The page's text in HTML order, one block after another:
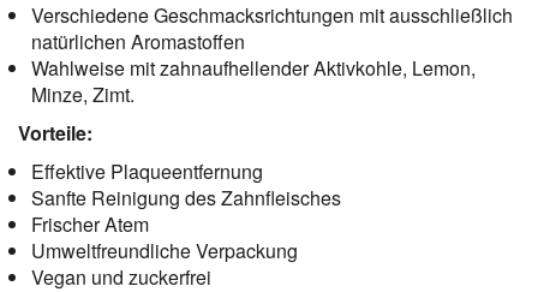
Verschiedene Geschmacksrichtungen mit ausschließlich
natürlichen Aromastoffen
Wahlweise mit zahnaufhellender Aktivkohle, Lemon,
Minze, Zimt.
Vorteile:
Effektive Plaqueentfernung
Sanfte Reinigung des Zahnfleisches
Frischer Atem
Umweltfreundliche Verpackung
Vegan und zuckerfrei